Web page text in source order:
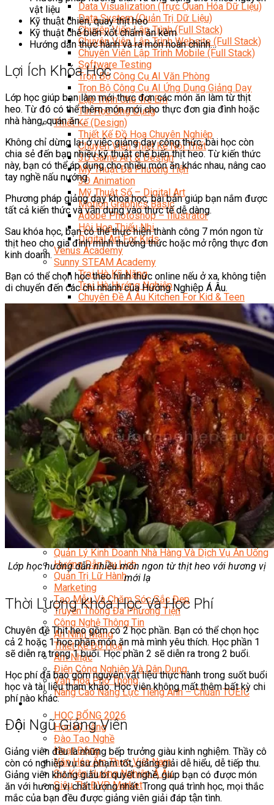
Data Visualization (Trực Quan Hóa Dữ Liệu)
Data System (Quản Trị Dữ Liệu)
Chuyên Viên Lập Trình (Full Stack)
Chuyên Viên Lập Trình Website (Full Stack)
Chuyên Viên Lập Trình Mobile (Full Stack)
Software Testing
Trọn Bộ Công Cụ AI Văn Phòng
Trọn Bộ Công Cụ AI Ứng Dụng Giảng Dạy
Lập Trình Cho Trẻ Em
Tin Học Ứng Dụng
Thiết Kế (Design)
Thiết Kế Đồ Họa Chuyên Nghiệp
Chuyên Viên Thiết Kế Nội Thất
3D Game Art & Design
Mỹ Thuật Đa Phương Tiện
3D Animation
Mỹ Thuật Số – Digital Art
Motion Graphics Basic
Adobe Photoshop – Illustrator
Hội Họa Thiếu Nhi
Digital Art For Kids
Venus Academy
Sunny STEAM Academy
Trại Hè Kỹ Năng
Trại Hè Hướng Nghiệp
Chuyên Đề Á Âu Kitchen For Kid & Teen
Chuyên Đề Kỹ Năng Sống
Khóa Học Nấu Ăn Cho Bé
Hội Họa Thiếu Nhi
Digital Art For Kids
Khóa Học Thiết Kế Truyện Tranh Ai
Khóa Học Họa Sĩ Ai
Khóa Học Biên Tập Video Với Ai
Mc Nhí
Kỳ Thủ Cờ Vua
Lập Trình Cho Trẻ Em
Robotic trẻ em
Piano Trẻ Em
Thanh Nhạc Trẻ Em
Sơ Cấp Cứu Cho Trẻ Em
Toán Tư Duy
Bếp Gia Đình
Trung Cấp CET
Kỹ Thuật Chế Biến Món Ăn
Kỹ Thuật Làm Bánh
Kỹ Thuật Pha Chế Đồ Uống
Quản Trị Khách Sạn
Quản Lý Kinh Doanh Nhà Hàng Và Dịch Vụ Ăn Uống
Hướng Dẫn Du Lịch
Quản Trị Lữ Hành
Marketing
Tạo Mẫu Và Chăm Sóc Sắc Đẹp
Truyền Thông Đa Phương Tiện
Công Nghệ Thông Tin
An Ninh Mạng
Thiết Kế Đồ Họa
Âm Nhạc
Điện Công Nghiệp Và Dân Dụng
Văn Hóa Phổ Thông
Nâng Cao Năng Lực Tiếng Anh – Chuẩn TOEIC
Tin Tức
HỌC BỔNG 2026
Học kỹ năng
Đào Tạo Nghề
Hoạt Động
Văn Hóa Ẩm Thực Việt Nam
Sự Kiện Hướng Nghiệp Á Âu
Siêu Thị ĐVP Market
vật liệu
Kỹ thuật chiên, quay thịt heo
Kỹ thuật chế biến xốt chấm ăn kèm
Hướng dẫn thực hành và ra món hoàn chỉnh…
Lợi Ích Khóa Học
Lớp học giúp bạn làm mới thực đơn các món ăn làm từ thịt
heo. Từ đó có thể thêm món mới cho thực đơn gia đình hoặc
nhà hàng, quán ăn…
Không chỉ dừng lại ở việc giảng dạy công thức, bài học còn
chia sẻ đến bạn nhiều kỹ thuật chế biến thịt heo. Từ kiến thức
này, bạn có thể áp dụng cho nhiều món ăn khác nhau, nâng cao
tay nghề nấu nướng.
Phương pháp giảng dạy khoa học, bài bản giúp bạn nắm được
tất cả kiến thức và vận dụng vào thực tế dễ dàng.
Sau khóa học, bạn có thể thực hiện thành công 7 món ngon từ
thịt heo cho gia đình mình thưởng thức hoặc mở rộng thực đơn
kinh doanh.
Bạn có thể chọn học theo hình thức online nếu ở xa, không tiện
di chuyển đến các chi nhánh của Hướng Nghiệp Á Âu.
Lớp học hướng dẫn nhiều món ngon từ thịt heo với hương vị
mới lạ
Thời Lượng Khóa Học Và Học Phí
Chuyên đề Thịt heo gồm có 2 học phần. Bạn có thể chọn học
cả 2 hoặc 1 học phần món ăn mà mình yêu thích. Học phần 1
sẽ diễn ra trong 1 buổi. Học phần 2 sẽ diễn ra trong 2 buổi.
Học phí đã bao gồm nguyên vật liệu thực hành trong suốt buổi
học và tài liệu tham khảo. Học viên không mất thêm bất kỳ chi
phí nào khác.
Đội Ngũ Giảng Viên
Giảng viên đều là những bếp trưởng giàu kinh nghiệm. Thầy cô
còn có nghiệp vụ sư phạm tốt, giảng giải dễ hiểu, dễ tiếp thu.
Giảng viên không giấu bí quyết nghề, giúp bạn có được món
ăn với hương vị chất lượng nhất. Trong quá trình học, mọi thắc
mắc của bạn đều được giảng viên giải đáp tận tình.